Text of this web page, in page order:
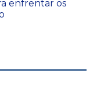
enfrentar os